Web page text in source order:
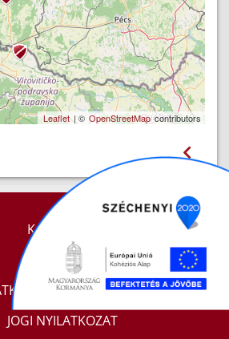
Leaflet| © OpenStreetMapcontributors
KAPCSOLAT
IMPRESSZUM
TÁJÉKOZTATÓ
JOGI NYILATKOZAT